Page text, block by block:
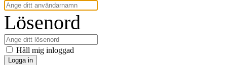
Lösenord
Håll mig inloggad
Logga in